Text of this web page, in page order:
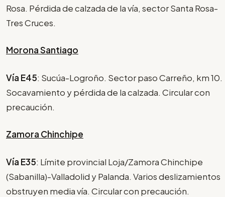
Rosa. Pérdida de calzada de la vía, sector Santa Rosa-
Tres Cruces.
Morona Santiago
Vía E45: Sucúa-Logroño. Sector paso Carreño, km 10.
Socavamiento y pérdida de la calzada. Circular con
precaución.
Zamora Chinchipe
Vía E35: Límite provincial Loja/Zamora Chinchipe
(Sabanilla)-Valladolid y Palanda. Varios deslizamientos
obstruyen media vía. Circular con precaución.